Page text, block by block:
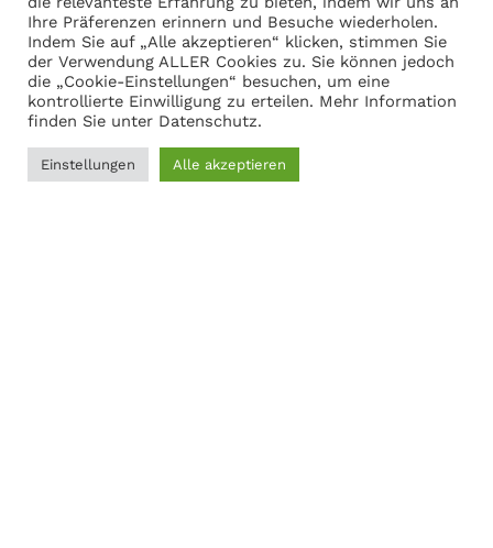
Anmelden
Warenkorb anzeigen
Adresse
Martin Gasch
Ihre Präferenzen erinnern und Besuche wiederholen.
Indem Sie auf „Alle akzeptieren“ klicken, stimmen Sie
der Verwendung ALLER Cookies zu. Sie können jedoch
die „Cookie-Einstellungen“ besuchen, um eine
kontrollierte Einwilligung zu erteilen. Mehr Information
finden Sie unter Datenschutz.
Einstellungen Alle akzeptieren